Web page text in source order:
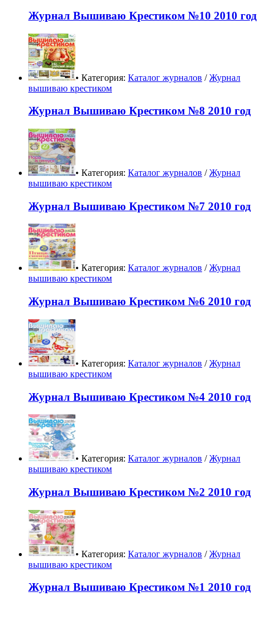
Журнал Вышиваю Крестиком №10 2010 год
• Категория: Каталог журналов /Журнал
вышиваю крестиком
Журнал Вышиваю Крестиком №8 2010 год
• Категория: Каталог журналов /Журнал
вышиваю крестиком
Журнал Вышиваю Крестиком №7 2010 год
• Категория: Каталог журналов /Журнал
вышиваю крестиком
Журнал Вышиваю Крестиком №6 2010 год
• Категория: Каталог журналов /Журнал
вышиваю крестиком
Журнал Вышиваю Крестиком №4 2010 год
• Категория: Каталог журналов /Журнал
вышиваю крестиком
Журнал Вышиваю Крестиком №2 2010 год
• Категория: Каталог журналов /Журнал
вышиваю крестиком
Журнал Вышиваю Крестиком №1 2010 год